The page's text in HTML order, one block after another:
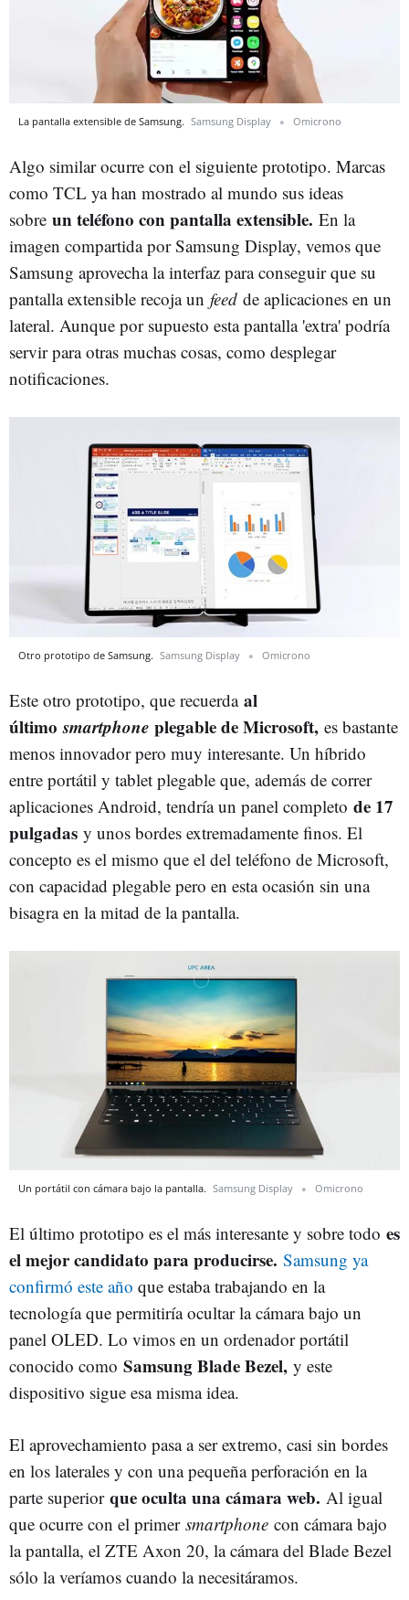
La pantalla extensible de Samsung. Samsung Display Omicrono
Algo similar ocurre con el siguiente prototipo. Marcas
como TCL ya han mostrado al mundo sus ideas
sobre un teléfono con pantalla extensible. En la
imagen compartida por Samsung Display, vemos que
Samsung aprovecha la interfaz para conseguir que su
pantalla extensible recoja un feed de aplicaciones en un
lateral. Aunque por supuesto esta pantalla 'extra' podría
servir para otras muchas cosas, como desplegar
notificaciones.
Otro prototipo de Samsung. Samsung Display Omicrono
Este otro prototipo, que recuerda al
últimosmartphone plegable de Microsoft, es bastante
menos innovador pero muy interesante. Un híbrido
entre portátil y tablet plegable que, además de correr
aplicaciones Android, tendría un panel completo de 17
pulgadas y unos bordes extremadamente finos. El
concepto es el mismo que el del teléfono de Microsoft,
con capacidad plegable pero en esta ocasión sin una
bisagra en la mitad de la pantalla.
Un portátil con cámara bajo la pantalla. Samsung Display Omicrono
El último prototipo es el más interesante y sobre todo es
el mejor candidato para producirse. Samsung ya
confirmó este año que estaba trabajando en la
tecnología que permitiría ocultar la cámara bajo un
panel OLED. Lo vimos en un ordenador portátil
conocido como Samsung Blade Bezel, y este
dispositivo sigue esa misma idea.
El aprovechamiento pasa a ser extremo, casi sin bordes
en los laterales y con una pequeña perforación en la
parte superior que oculta una cámara web. Al igual
que ocurre con el primer smartphone con cámara bajo
la pantalla, el ZTE Axon 20, la cámara del Blade Bezel
sólo la veríamos cuando la necesitáramos.